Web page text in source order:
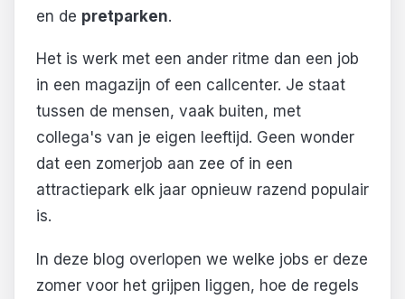
en de pretparken.
Het is werk met een ander ritme dan een job
in een magazijn of een callcenter. Je staat
tussen de mensen, vaak buiten, met
collega's van je eigen leeftijd. Geen wonder
dat een zomerjob aan zee of in een
attractiepark elk jaar opnieuw razend populair
is.
In deze blog overlopen we welke jobs er deze
zomer voor het grijpen liggen, hoe de regels